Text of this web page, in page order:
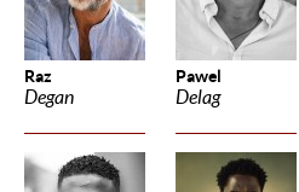
Raz
Degan
Pawel
Delag